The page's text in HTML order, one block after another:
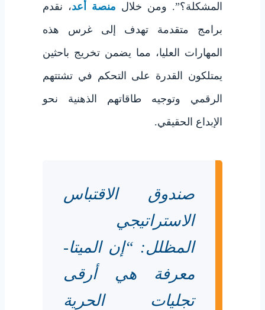
المشكلة؟”. ومن خلال منصة أعد، نقدم
برامج متقدمة تهدف إلى غرس هذه
المهارات العليا، مما يضمن تخريج باحثين
يمتلكون القدرة على التحكم في تشتتهم
الرقمي وتوجيه طاقاتهم الذهنية نحو
الإبداع الحقيقي.
صندوق الاقتباس
الاستراتيجي
المظلل: “إن الميتا-
معرفة هي أرقى
تجليات الحرية